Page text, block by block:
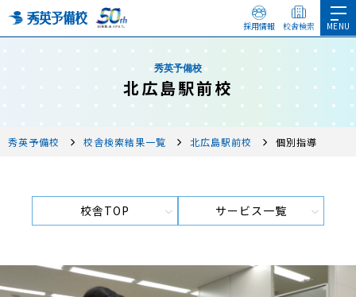
採用情報 校舎検索
秀英予備校
北広島駅前校
秀英予備校 校舎検索結果一覧 北広島駅前校 個別指導
校舎TOP サービス一覧